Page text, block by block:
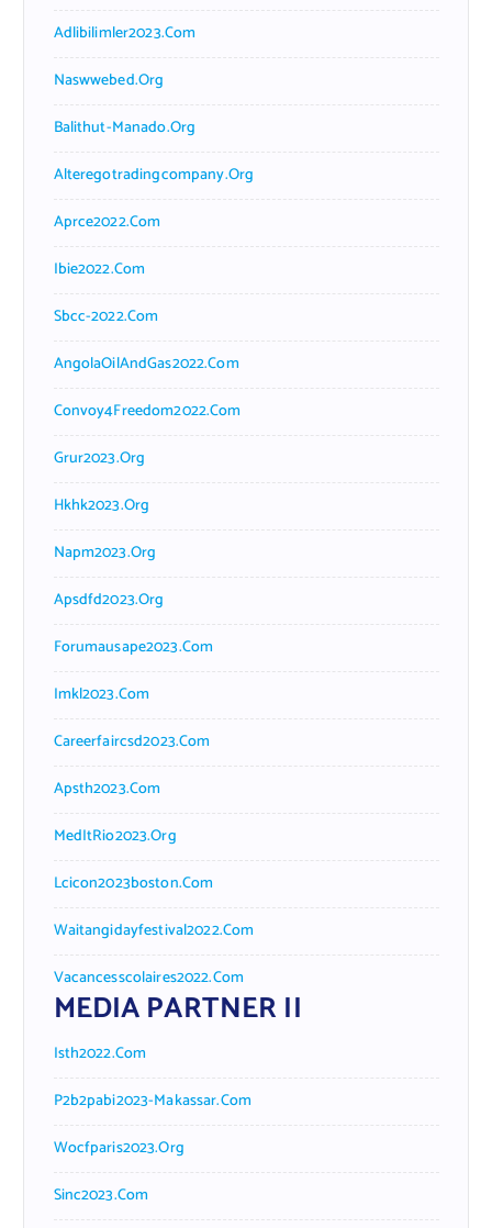
Adlibilimler2023.com
Naswwebed.org
Balithut-Manado.org
Alteregotradingcompany.org
Aprce2022.com
Ibie2022.com
Sbcc-2022.com
AngolaOilAndGas2022.com
Convoy4Freedom2022.com
Grur2023.org
Hkhk2023.org
Napm2023.org
Apsdfd2023.org
Forumausape2023.com
Imkl2023.com
Careerfaircsd2023.com
Apsth2023.com
MedItRio2023.org
Lcicon2023boston.com
Waitangidayfestival2022.com
Vacancesscolaires2022.com
MEDIA PARTNER II
Isth2022.com
P2b2pabi2023-Makassar.com
Wocfparis2023.org
Sinc2023.com